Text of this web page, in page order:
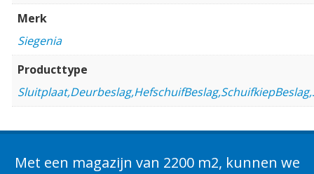
Merk
Siegenia
Producttype
Met een magazijn van 2200 m2, kunnen we